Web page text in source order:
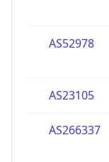
AS52978
AS23105
AS266337